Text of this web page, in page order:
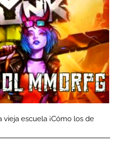
vieja escuela ¡Cómo los de